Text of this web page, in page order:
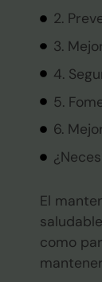
2.
3.
4.
5.
6.
El
como